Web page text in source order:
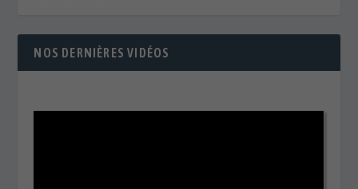
NOS DERNIÈRES VIDÉOS